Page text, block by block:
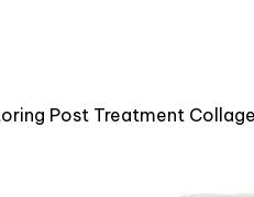
Post Treatment